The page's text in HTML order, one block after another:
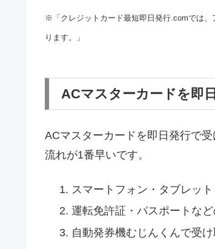
※「クレジットカード最短即日発行.comでは
ります。」
ACマスターカードを即
ACマスターカードを即日発行で
流れが1番早いです。
スマートフォン・タブレッ
運転免許証・パスポートな
自動発券機むじんくんで受け